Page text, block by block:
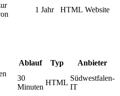
1 Jahr HTML Website
Ablauf Typ Anbieter
30
Minuten
HTML
Südwestfalen-
IT